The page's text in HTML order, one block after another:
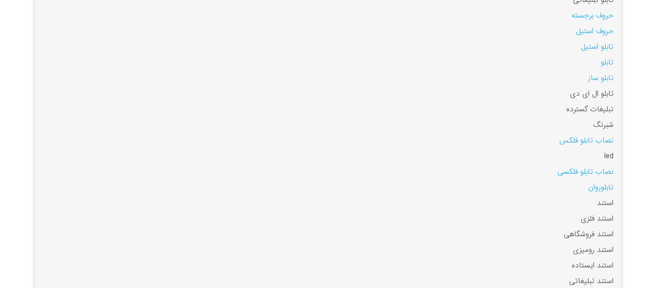
حروف برجسته
حروف استیل
تابلو استیل
تابلو
تابلو ساز
تابلو ال ای دی
تبلیغات گسترده
شبرنگ
نصاب تابلو فلکس
led
نصاب تابلو فلکسی
تابلوروان
استند
استند فلزی
استند فروشگاهی
استند رومیزی
استند ایستاده
استند تبلیغاتی